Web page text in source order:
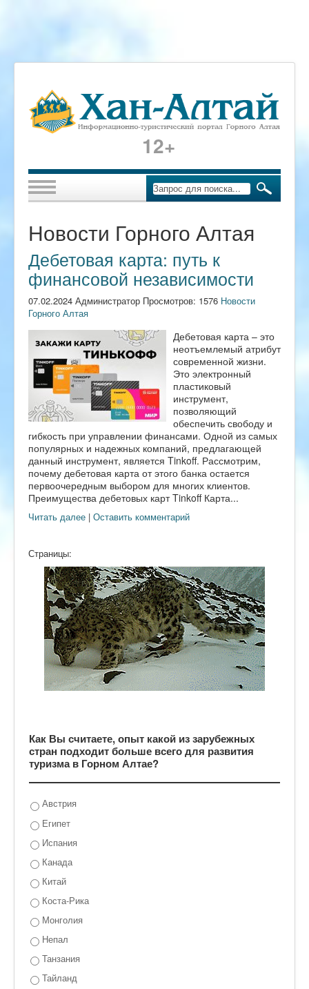
12+
Новости Горного Алтая
Дебетовая карта: путь к
финансовой независимости
07.02.2024 Администратор Просмотров: 1576 Новости
Горного Алтая
Дебетовая карта – это
неотъемлемый атрибут
современной жизни.
Это электронный
пластиковый
инструмент,
позволяющий
обеспечить свободу и
гибкость при управлении финансами. Одной из самых
популярных и надежных компаний, предлагающей
данный инструмент, является Tinkoff. Рассмотрим,
почему дебетовая карта от этого банка остается
первоочередным выбором для многих клиентов.
Преимущества дебетовых карт Tinkoff Карта...
Читать далее | Оставить комментарий
Страницы:
Как Вы считаете, опыт какой из зарубежных
стран подходит больше всего для развития
туризма в Горном Алтае?
Австрия
Египет
Испания
Канада
Китай
Коста-Рика
Монголия
Непал
Танзания
Тайланд